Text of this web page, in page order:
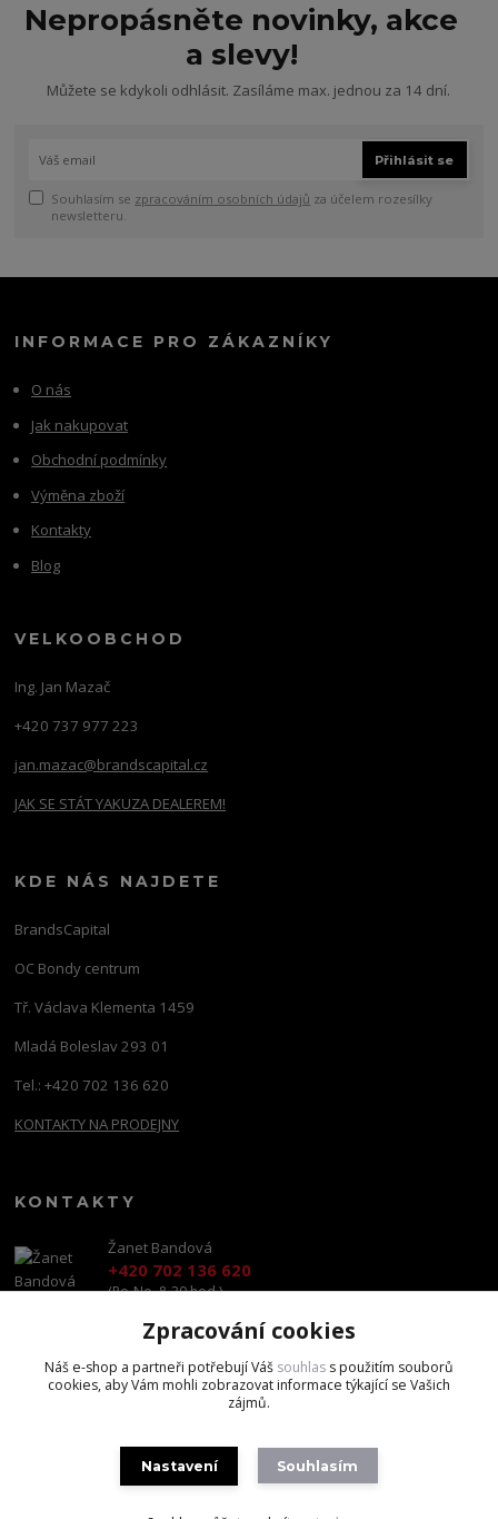
Nepropásněte novinky, akce
a slevy!
Můžete se kdykoli odhlásit. Zasíláme max. jednou za 14 dní.
Přihlásit se
Souhlasím se zpracováním osobních údajů za účelem rozesílky
newsletteru.
INFORMACE PRO ZÁKAZNÍKY
O nás
Jak nakupovat
Obchodní podmínky
Výměna zboží
Kontakty
Blog
VELKOOBCHOD
Ing. Jan Mazač
+420 737 977 223
jan.mazac@brandscapital.cz
JAK SE STÁT YAKUZA DEALEREM!
KDE NÁS NAJDETE
BrandsCapital
OC Bondy centrum
Tř. Václava Klementa 1459
Mladá Boleslav 293 01
Tel.: +420 702 136 620
KONTAKTY NA PRODEJNY
KONTAKTY
Žanet Bandová
+420 702 136 620
(Po-Ne, 8-20 hod.)
shop@brandscapital.cz
Zpracování cookies
Náš e-shop a partneři potřebují Váš souhlas s použitím souborů
cookies, aby Vám mohli zobrazovat informace týkající se Vašich
zájmů.
Nastavení Souhlasím